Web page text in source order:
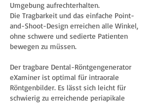
Umgebung aufrechterhalten.
Die Tragbarkeit und das einfache Point-
and-Shoot-Design erreichen alle Winkel,
ohne schwere und sedierte Patienten
bewegen zu müssen.
Der tragbare Dental-Röntgengenerator
eXaminer ist optimal für intraorale
Röntgenbilder. Es lässt sich leicht für
schwierig zu erreichende periapikale